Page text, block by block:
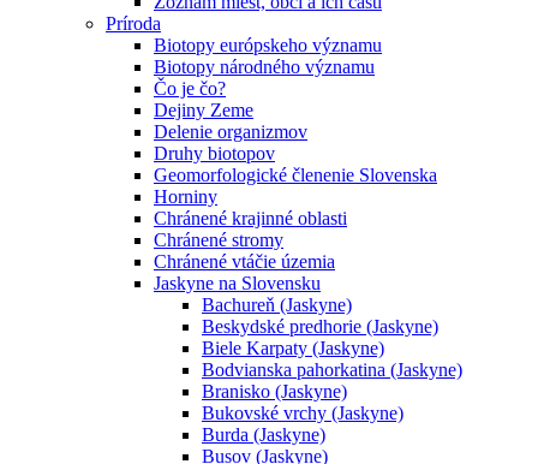
Príroda
Biotopy európskeho významu
Biotopy národného významu
Čo je čo?
Dejiny Zeme
Delenie organizmov
Druhy biotopov
Geomorfologické členenie Slovenska
Horniny
Chránené krajinné oblasti
Chránené stromy
Chránené vtáčie územia
Jaskyne na Slovensku
Bachureň (Jaskyne)
Beskydské predhorie (Jaskyne)
Biele Karpaty (Jaskyne)
Bodvianska pahorkatina (Jaskyne)
Branisko (Jaskyne)
Bukovské vrchy (Jaskyne)
Burda (Jaskyne)
Busov (Jaskyne)